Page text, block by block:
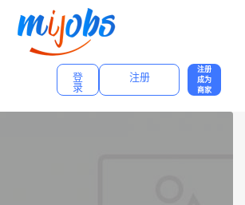
登
录
注册
注册
成为
商家